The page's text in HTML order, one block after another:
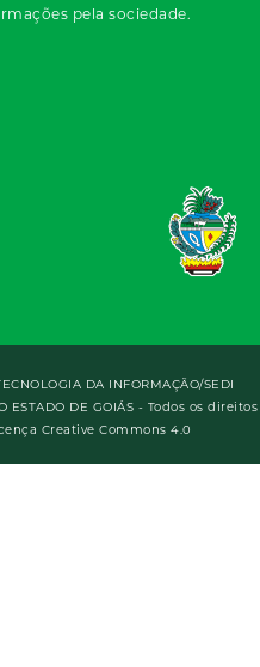
pela sociedade.
DA INFORMAÇÃO/SEDI
ESTADO DE GOIÁS - Todos os direitos
Creative Commons 4.0